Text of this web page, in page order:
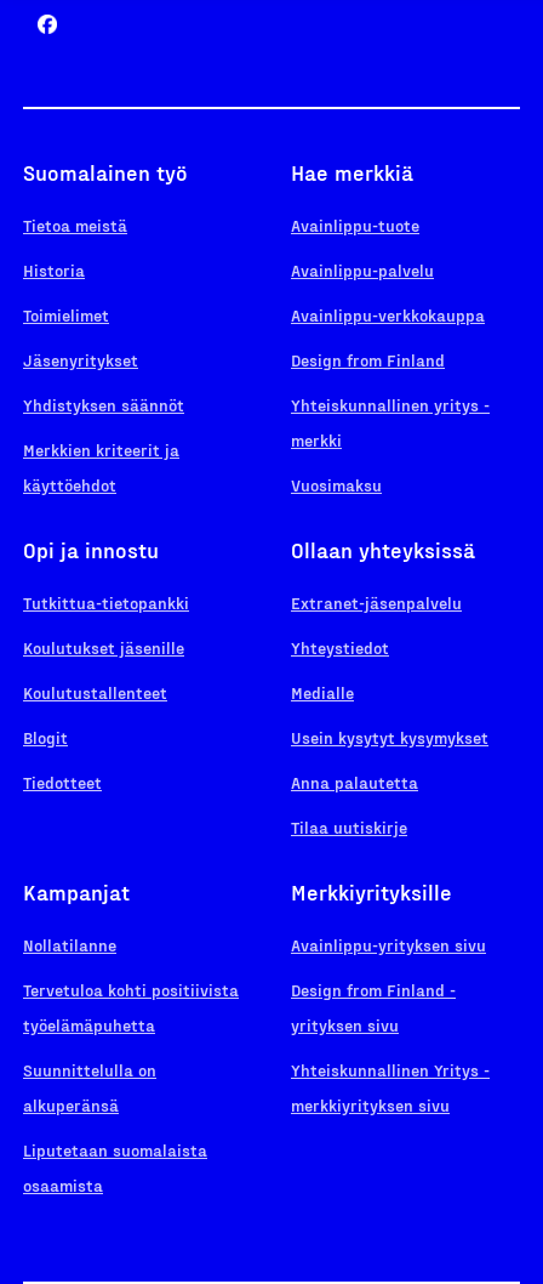
Suomalainen työ
Tietoa meistä
Historia
Toimielimet
Jäsenyritykset
Yhdistyksen säännöt
Merkkien kriteerit ja
käyttöehdot
Hae merkkiä
Avainlippu-tuote
Avainlippu-palvelu
Avainlippu-verkkokauppa
Design from Finland
Yhteiskunnallinen yritys -
merkki
Vuosimaksu
Opi ja innostu
Tutkittua-tietopankki
Koulutukset jäsenille
Koulutustallenteet
Blogit
Tiedotteet
Ollaan yhteyksissä
Extranet-jäsenpalvelu
Yhteystiedot
Medialle
Usein kysytyt kysymykset
Anna palautetta
Tilaa uutiskirje
Kampanjat
Nollatilanne
Tervetuloa kohti positiivista
työelämäpuhetta
Suunnittelulla on
alkuperänsä
Liputetaan suomalaista
osaamista
Merkkiyrityksille
Avainlippu-yrityksen sivu
Design from Finland -
yrityksen sivu
Yhteiskunnallinen Yritys -
merkkiyrityksen sivu